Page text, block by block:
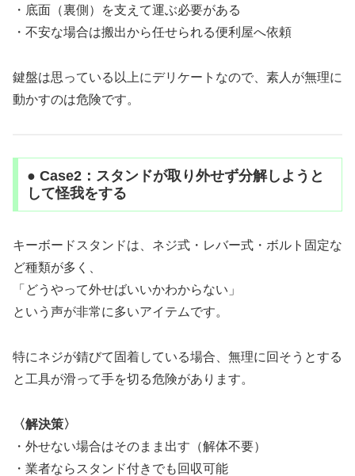
・底面（裏側）を支えて運ぶ必要がある
・不安な場合は搬出から任せられる便利屋へ依頼
鍵盤は思っている以上にデリケートなので、素人が無理に
動かすのは危険です。
● Case2：スタンドが取り外せず分解しようと
して怪我をする
キーボードスタンドは、ネジ式・レバー式・ボルト固定な
ど種類が多く、
「どうやって外せばいいかわからない」
という声が非常に多いアイテムです。
特にネジが錆びて固着している場合、無理に回そうとする
と工具が滑って手を切る危険があります。
〈解決策〉
・外せない場合はそのまま出す（解体不要）
・業者ならスタンド付きでも回収可能